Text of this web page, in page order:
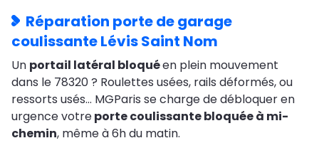
Réparation porte de garage
coulissante Lévis Saint Nom
Un portail latéral bloquéen plein mouvement
dans le 78320 ? Roulettes usées, rails déformés, ou
ressorts usés… MGParis se charge de débloquer en
urgence votreporte coulissante bloquée à mi-
chemin, même à 6h du matin.